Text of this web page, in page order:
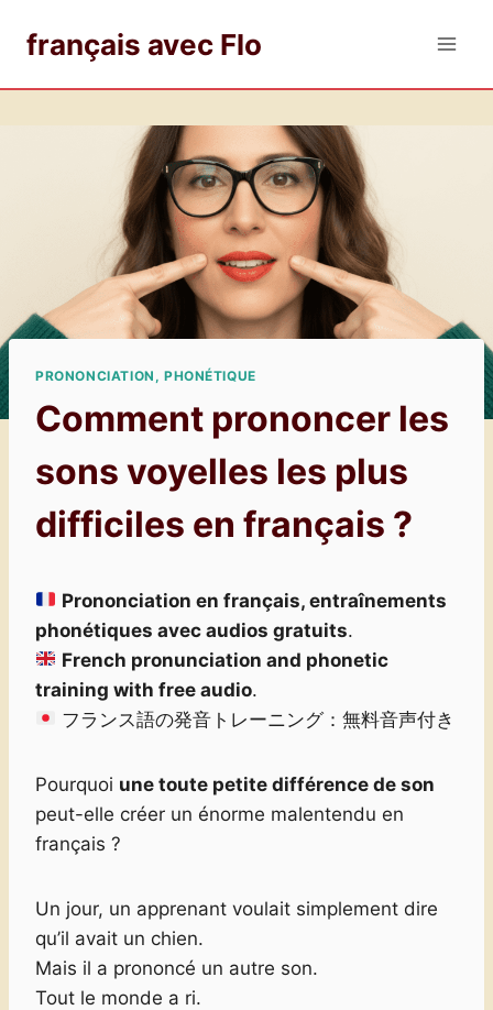
français avec Flo
PRONONCIATION, PHONÉTIQUE
Comment prononcer les
sons voyelles les plus
difficiles en français ?
Prononciation en français, entraînements
phonétiques avec audios gratuits.
French pronunciation and phonetic
training with free audio.
フランス語の発音トレーニング：無料音声付き
Pourquoi une toute petite différence de son
peut-elle créer un énorme malentendu en
français ?
Un jour, un apprenant voulait simplement dire
qu’il avait un chien.
Mais il a prononcé un autre son.
Tout le monde a ri.